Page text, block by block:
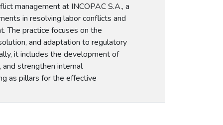
management at INCOPAC S.A., a
in resolving labor conflicts and
The practice focuses on the
and adaptation to regulatory
it includes the development of
strengthen internal
as pillars for the effective